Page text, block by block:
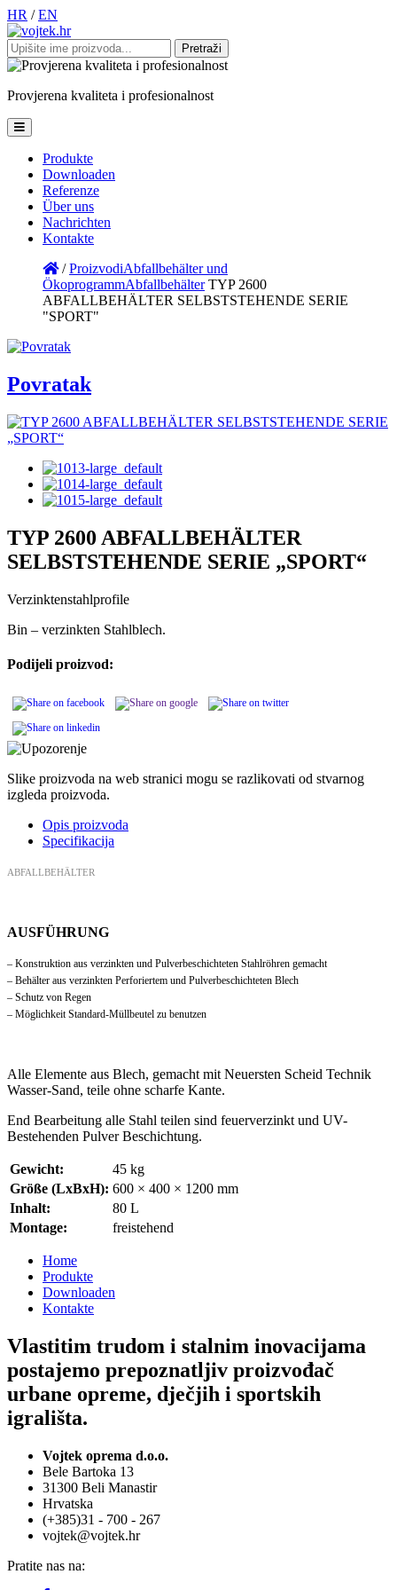
HR / EN
Pretraži:
Provjerena kvaliteta i profesionalnost
Produkte
Downloaden
Referenze
Über uns
Nachrichten
Kontakte
/ProizvodiAbfallbehälter und
ÖkoprogrammAbfallbehälter TYP 2600
ABFALLBEHÄLTER SELBSTSTEHENDE SERIE
"SPORT"
Povratak
TYP 2600 ABFALLBEHÄLTER
SELBSTSTEHENDE SERIE „SPORT“
Verzinktenstahlprofile
Bin – verzinkten Stahlblech.
Podijeli proizvod:
Slike proizvoda na web stranici mogu se razlikovati od stvarnog
izgleda proizvoda.
Opis proizvoda
Specifikacija
ABFALLBEHÄLTER
AUSFÜHRUNG
– Konstruktion aus verzinkten und Pulverbeschichteten Stahlröhren gemacht
– Behälter aus verzinkten Perforiertem und Pulverbeschichteten Blech
– Schutz von Regen
– Möglichkeit Standard-Müllbeutel zu benutzen
Alle Elemente aus Blech, gemacht mit Neuersten Scheid Technik
Wasser-Sand, teile ohne scharfe Kante.
End Bearbeitung alle Stahl teilen sind feuerverzinkt und UV-
Bestehenden Pulver Beschichtung.
Gewicht:
45 kg
Größe (LxBxH): 600 × 400 × 1200 mm
Inhalt:
80 L
Montage:
freistehend
Home
Produkte
Downloaden
Kontakte
Vlastitim trudom i stalnim inovacijama
postajemo prepoznatljiv proizvođač
urbane opreme, dječjih i sportskih
igrališta.
Vojtek oprema d.o.o.
Bele Bartoka 13
31300 Beli Manastir
Hrvatska
(+385)31 - 700 - 267
vojtek@vojtek.hr
Pratite nas na: